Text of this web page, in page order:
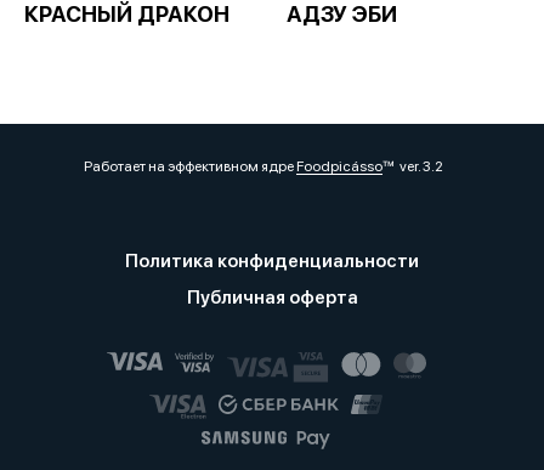
КРАСНЫЙ ДРАКОН АДЗУ ЭБИ
Работает на эффективном ядреFoodpicássover. 3.2
Политика конфиденциальности
Публичная оферта